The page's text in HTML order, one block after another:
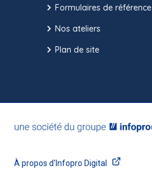
Formulaires de référence
Nos ateliers
Plan de site